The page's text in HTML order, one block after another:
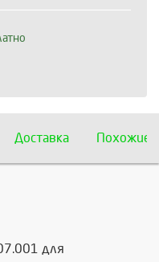
Доставка Похожие
для